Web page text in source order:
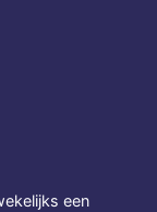
een